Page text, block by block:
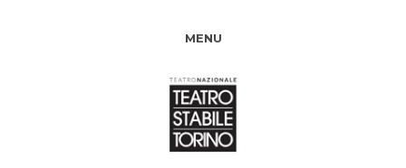
MENU